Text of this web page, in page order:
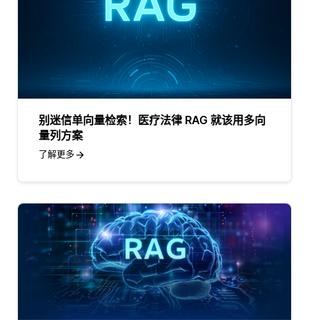
别迷信单向量检索！医疗法律 RAG 就该用多向
量列方案
了解更多